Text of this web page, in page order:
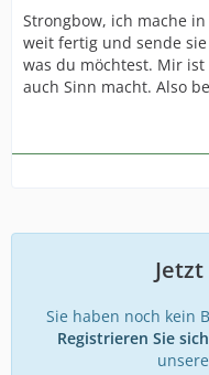
Strongbow, ich mache
weit fertig und sende
was du möchtest. Mir
auch Sinn macht. Also
Sie haben noch kein
Registrieren Sie